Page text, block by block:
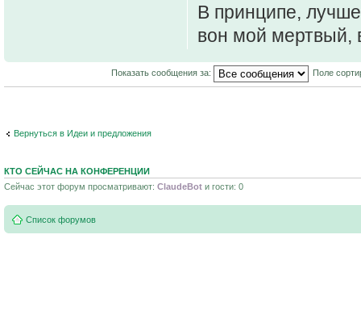
В принципе,
вон мой мертвый,
Показать сообщения за: Поле
Вернуться в Идеи и предложения
КТО СЕЙЧАС НА КОНФЕРЕНЦИИ
Сейчас этот форум просматривают: ClaudeBot и гости: 0
Список форумов